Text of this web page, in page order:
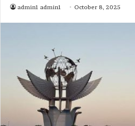
admin1 admin1 October 8, 2025